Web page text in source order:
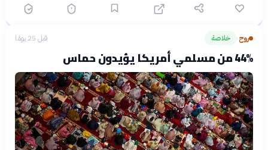
روح› خلاصة قبل 25 يومًا
44% من مسلمي أمريكا يؤيدون حماس